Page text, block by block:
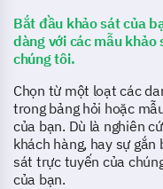
Bắt đầu khảo sát của
dàng với các mẫu
chúng tôi.
Chọn từ một loạt các
trong bảng hỏi hoặc
của bạn. Dù là nghiên
khách hàng, hay sự
sát trực tuyến của
của bạn.